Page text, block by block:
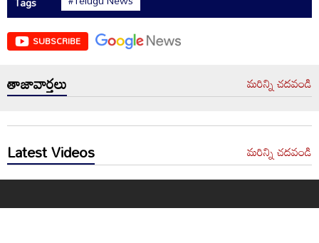
SUBSCRIBE
తాజావార్తలు మరిన్ని చదవండి
Latest Videos మరిన్ని చదవండి